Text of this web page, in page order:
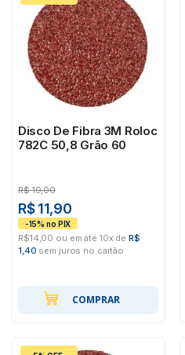
Disco De Fibra 3M Roloc
782C 50,8 Grão 60
R$ 19,00
R$ 11,90
R$14,00 ou em até 10x de R$
1,40 sem juros no cartão
COMPRAR